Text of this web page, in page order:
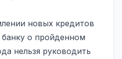
новых кредитов
о пройденном
нельзя руководить